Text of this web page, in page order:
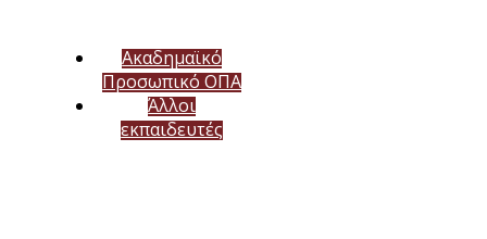
Ακαδημαϊκό
Προσωπικό ΟΠΑ
Άλλοι
εκπαιδευτές